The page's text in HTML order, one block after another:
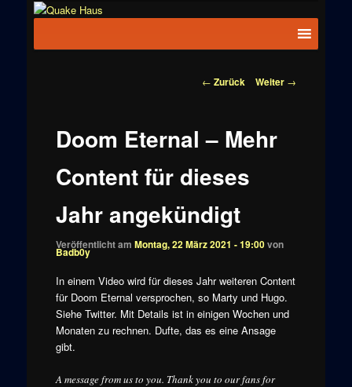
News zu
Beitragsnavigation
← Zurück Weiter →
Doom Eternal – Mehr
Content für dieses
Jahr angekündigt
Veröffentlicht am Montag, 22 März 2021 - 19:00von
Badb0y
In einem Video wird für dieses Jahr weiteren Content
für Doom Eternal versprochen, so Marty und Hugo.
Siehe Twitter. Mit Details ist in einigen Wochen und
Monaten zu rechnen. Dufte, das es eine Ansage
gibt.
A message from us to you. Thank you to our fans for